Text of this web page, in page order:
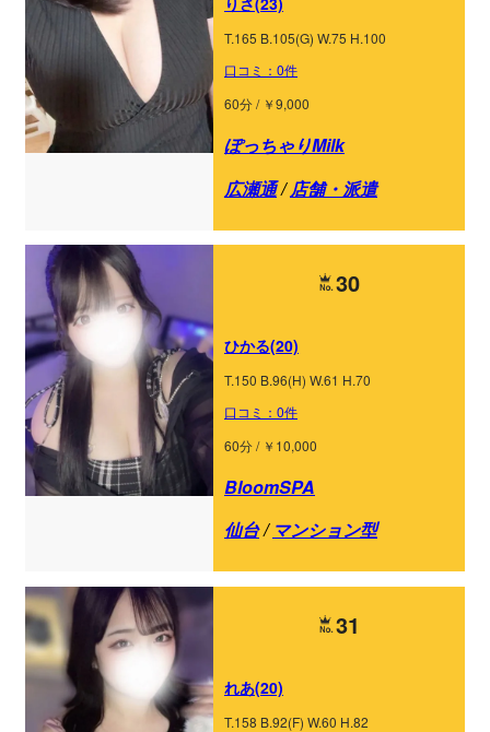
T.165 B.105(G) W.75 H.100
口コミ：0件
60分 / ￥9,000
ぽっちゃりMilk
広瀬通/店舗・派遣
30
ひかる(20)
T.150 B.96(H) W.61 H.70
口コミ：0件
60分 / ￥10,000
BloomSPA
仙台/ マンション型
31
れあ(20)
T.158 B.92(F) W.60 H.82